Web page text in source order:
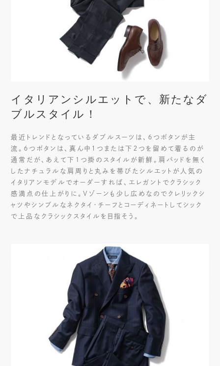
イタリアンシルエットで、新たなダ
ブルスタイル！
最近トレンドとなっているダブルスーツは、６つボタンが主
流。６つボタンは、真ん中1つまたは下２つを留めて着るのが
通常だが、あえて下１つ掛のスタイルが新鮮。肩パッドを無く
したナチュラルな肩周りと丸みを帯びたシルエットが人気の
イタリアンモデルでオーダーすれば、エレガントでクラシック
感満点の仕上がりに。Vゾーンも少し広めなのでクレリックシ
ャツやシンプルなネクタイ・チーフとコーディネートしてシック
で上品なクラシックスタイルを目指そう。